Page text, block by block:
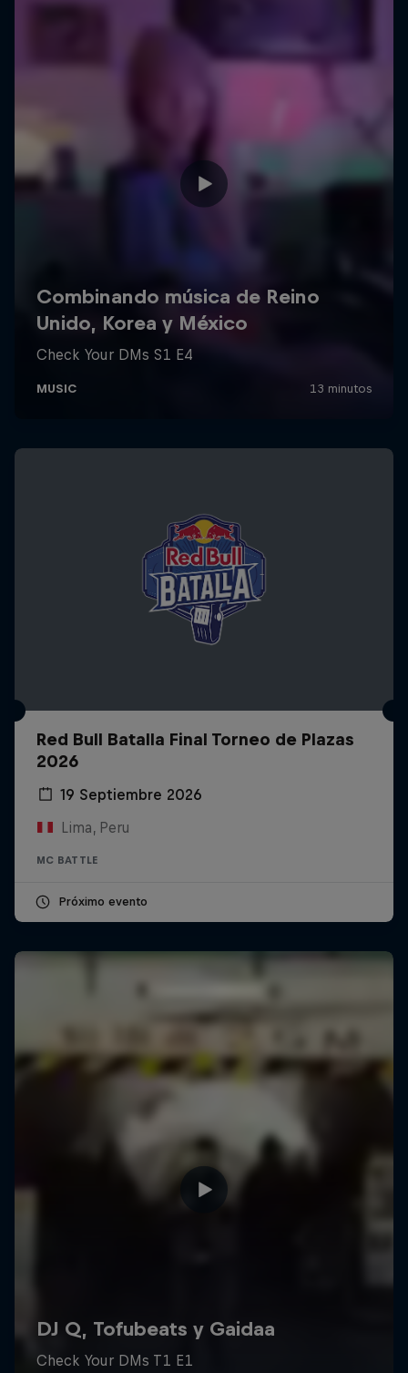
Red Bull Batalla Final Torneo de Plazas
2026
19 Septiembre 2026
Lima, Peru
MC BATTLE
Próximo evento